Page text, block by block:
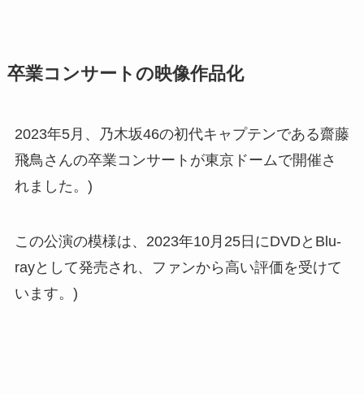
卒業コンサートの映像作品化
2023年5月、乃木坂46の初代キャプテンである齋藤
飛鳥さんの卒業コンサートが東京ドームで開催さ
れました。)
この公演の模様は、2023年10月25日にDVDとBlu-
rayとして発売され、ファンから高い評価を受けて
います。)